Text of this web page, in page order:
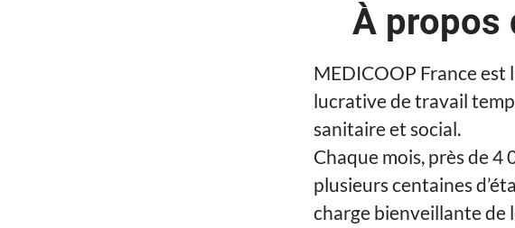
À propos
MEDICOOP France
lucrative de travail
sanitaire et social.
Chaque mois, près de
plusieurs centaines
charge bienveillante de